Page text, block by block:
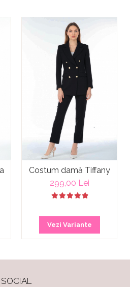
Costum damă Tiffany
299,00 Lei
Vezi Variante
SOCIAL